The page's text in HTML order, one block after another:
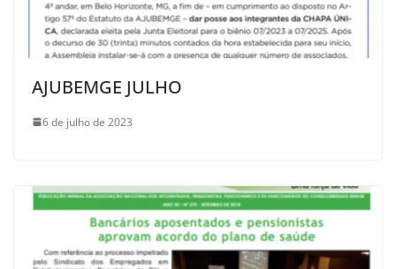
AJUBEMGE JULHO
6 de julho de 2023